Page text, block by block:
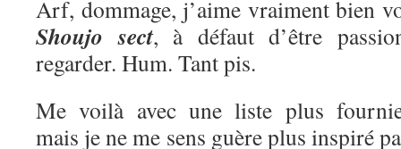
Arf, dommage, j’aime vraiment bien
Shoujo sect, à défaut d’être
regarder. Hum. Tant pis.
Me voilà avec une liste plus
mais je ne me sens guère plus inspiré